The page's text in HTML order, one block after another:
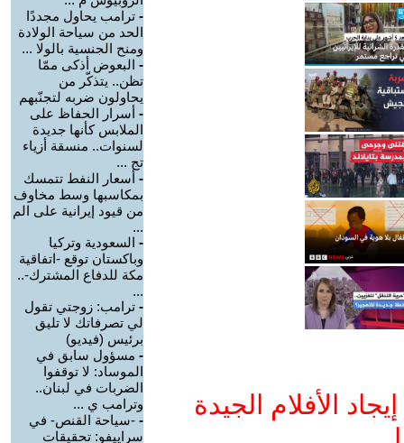
الأفلام الجيدة
- ترامب يحاول مجددًا
الحد من سياحة الولادة
ومنح الجنسية بالولا ...
- البعوض أذكى ممّا
تظن.. يتذكّر من
يحاولون ضربه لتجنّبهم
- أسرار الحفاظ على
الملابس كأنها جديدة
لسنوات.. منسقة أزياء
تج ...
- أسعار النفط تتمسك
بمكاسبها وسط مخاوف
من قيود إيرانية على الم
...
- السعودية وتركيا
وباكستان توقع -اتفاقية
مكة للدفاع المشترك-..
...
- ترامب: زوجتي تقول
لي تصرفاتك لا تليق
برئيس (فيديو)
- مسؤول سابق في
الموساد: لا توقفوا
الضربات في لبنان..
وترامب ي ...
- -سياحة القنص- في
سراييفو: تحقيقات